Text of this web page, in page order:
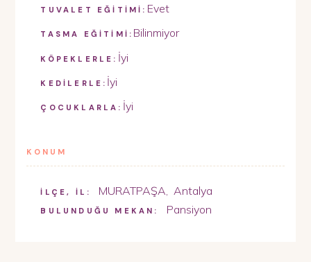
TUVALET EĞİTİMİ: Evet
TASMA EĞİTİMİ: Bilinmiyor
KÖPEKLERLE: İyi
KEDİLERLE: İyi
ÇOCUKLARLA: İyi
KONUM
İLÇE, İL: MURATPAŞA,Antalya
BULUNDUĞU MEKAN: Pansiyon